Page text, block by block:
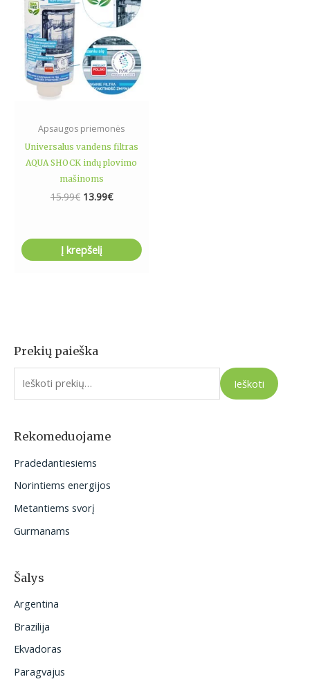
Prekių paieška
I
e
o
:
Ieškoti
Rekomeduojame
Pradedantiesiems
Norintiems energijos
Metantiems svorį
Gurmanams
Šalys
Argentina
Brazilija
Ekvadoras
Paragvajus
Apsaugos priemonės
Universalus vandens filtras
AQUA SHOCK indų plovimo
mašinoms
15.99€ 13.99€
Į krepšelį